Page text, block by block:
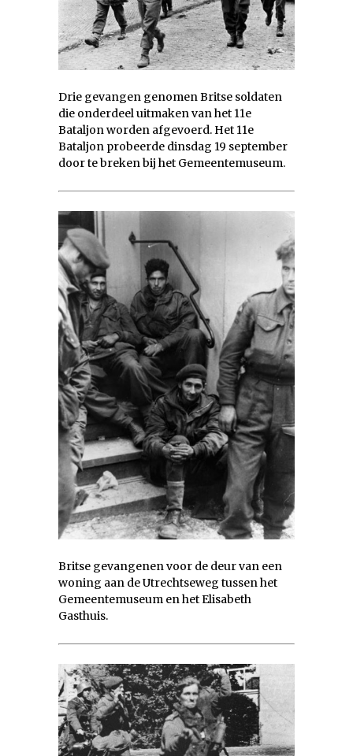
Drie gevangen genomen Britse soldaten
die onderdeel uitmaken van het 11e
Bataljon worden afgevoerd. Het 11e
Bataljon probeerde dinsdag 19 september
door te breken bij het Gemeentemuseum.
Britse gevangenen voor de deur van een
woning aan de Utrechtseweg tussen het
Gemeentemuseum en het Elisabeth
Gasthuis.